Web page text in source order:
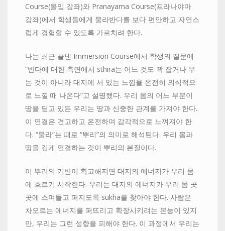
Course(몰입 강좌)와 Pranayama Course(프라나야마
강좌)에서 학생들에게 물라반다를 보다 편안하고 자연스
럽게 경험할 수 있도록 가르치려 한다.
나는 최근 끝낸 Immersion Course에서 학생의 질문에
“반다에 대한 측면에서 sthira는 어느 것도 꽉 잡거나 무
는 것이 아니라 대지에 서 있는 느낌을 온전히 의식적으
로 느낄 때 나온다”고 설명했다. 우리 몸의 어느 부분이
땅을 딛고 있든 우리는 땅과 신중한 관계를 가져야 한다.
이 연결은 견고하고 온전하며 감각적으로 느껴져야 한
다. “물라”는 때로 “뿌리”의 의미로 해석된다. 우리 몸과
땅을 깊게 연결하는 것이 뿌리의 본질이다.
이 뿌리의 기반이 확고해지면 대지의 에너지가 우리 몸
에 흐르기 시작한다. 우리는 대지의 에너지가 우리 몸 곳
곳에 스며들고 퍼지도록 sukha를 찾아야 한다. 사람은
차오르는 에너지를 퍼뜨리고 확장시키려는 본능이 있지
만, 우리는 그런 성향을 피해야 한다. 이 과정에서 우리는